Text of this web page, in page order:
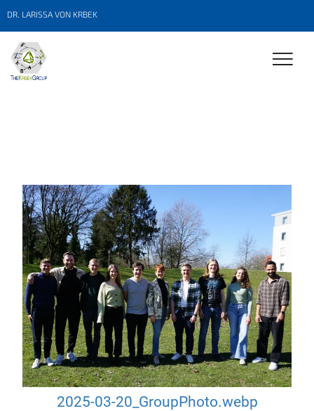
DR. LARISSA VON KRBEK
2025-03-20_GroupPhoto.webp